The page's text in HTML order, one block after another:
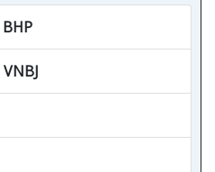
BHP
VNBJ